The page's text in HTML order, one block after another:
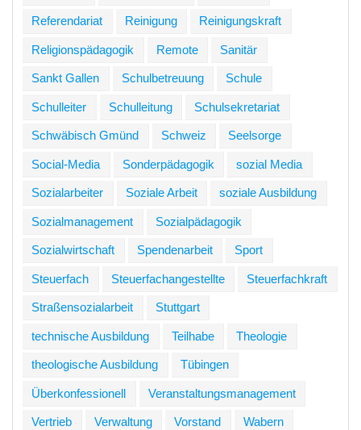
Referendariat Reinigung Reinigungskraft
Religionspädagogik Remote Sanitär
Sankt Gallen Schulbetreuung Schule
Schulleiter Schulleitung Schulsekretariat
Schwäbisch Gmünd Schweiz Seelsorge
Social-Media Sonderpädagogik sozial Media
Sozialarbeiter Soziale Arbeit soziale Ausbildung
Sozialmanagement Sozialpädagogik
Sozialwirtschaft Spendenarbeit Sport
Steuerfach Steuerfachangestellte Steuerfachkraft
Straßensozialarbeit Stuttgart
technische Ausbildung Teilhabe Theologie
theologische Ausbildung Tübingen
Überkonfessionell Veranstaltungsmanagement
Vertrieb Verwaltung Vorstand Wabern